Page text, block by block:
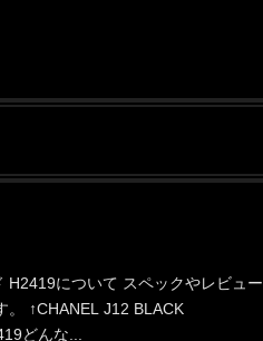
について スペックやレビュー
。 ↑CHANEL J12 BLACK
どんな...